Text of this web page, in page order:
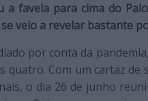
favela para cima do
veio a revelar bastante
por conta da
quatro. Com um cartaz de
o dia 26 de junho